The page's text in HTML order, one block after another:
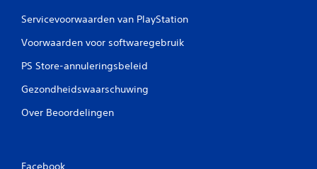
Servicevoorwaarden van PlayStation
Voorwaarden voor softwaregebruik
PS Store-annuleringsbeleid
Gezondheidswaarschuwing
Over Beoordelingen
Facebook